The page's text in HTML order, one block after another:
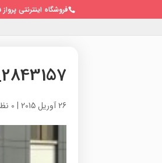
فروشگاه اینترنتی پرواز 09128501125 / 02122691010
2843157_880
26 آوریل 2015 | 0 نظر